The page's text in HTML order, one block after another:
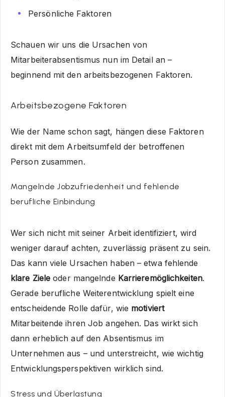
Persönliche Faktoren
Schauen wir uns die Ursachen von
Mitarbeiterabsentismus nun im Detail an –
beginnend mit den arbeitsbezogenen Faktoren.
Arbeitsbezogene Faktoren
Wie der Name schon sagt, hängen diese Faktoren
direkt mit dem Arbeitsumfeld der betroffenen
Person zusammen.
Mangelnde Jobzufriedenheit und fehlende
berufliche Einbindung
Wer sich nicht mit seiner Arbeit identifiziert, wird
weniger darauf achten, zuverlässig präsent zu sein.
Das kann viele Ursachen haben – etwa fehlende
klare Ziele oder mangelnde Karrieremöglichkeiten.
Gerade berufliche Weiterentwicklung spielt eine
entscheidende Rolle dafür, wie motiviert
Mitarbeitende ihren Job angehen. Das wirkt sich
dann erheblich auf den Absentismus im
Unternehmen aus – und unterstreicht, wie wichtig
Entwicklungsperspektiven wirklich sind.
Stress und Überlastung